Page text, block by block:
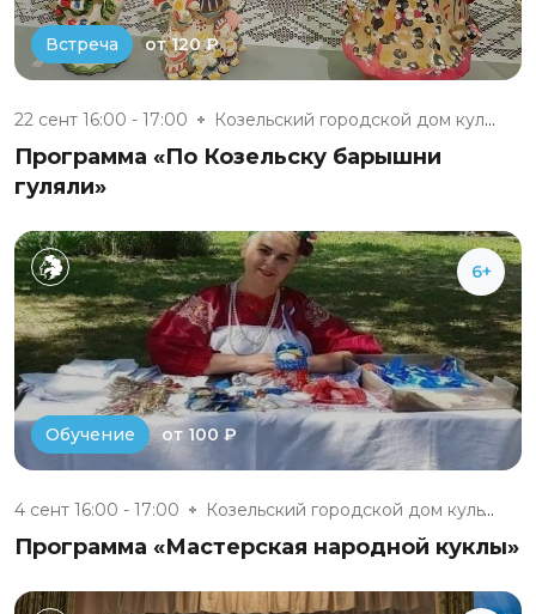
Встреча от 120 ₽
22 сент 16:00 - 17:00 Козельский городской дом культ...
Программа «По Козельску барышни
гуляли»
6+
Обучение от 100 ₽
4 сент 16:00 - 17:00 Козельский городской дом культ...
Программа «Мастерская народной куклы»